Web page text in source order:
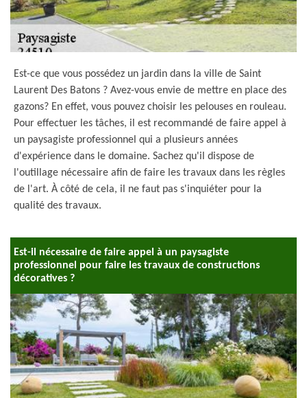
Est-ce que vous possédez un jardin dans la ville de Saint
Laurent Des Batons ? Avez-vous envie de mettre en place des
gazons? En effet, vous pouvez choisir les pelouses en rouleau.
Pour effectuer les tâches, il est recommandé de faire appel à
un paysagiste professionnel qui a plusieurs années
d'expérience dans le domaine. Sachez qu'il dispose de
l'outillage nécessaire afin de faire les travaux dans les règles
de l'art. À côté de cela, il ne faut pas s'inquiéter pour la
qualité des travaux.
Est-il nécessaire de faire appel à un paysagiste
professionnel pour faire les travaux de constructions
décoratives ?